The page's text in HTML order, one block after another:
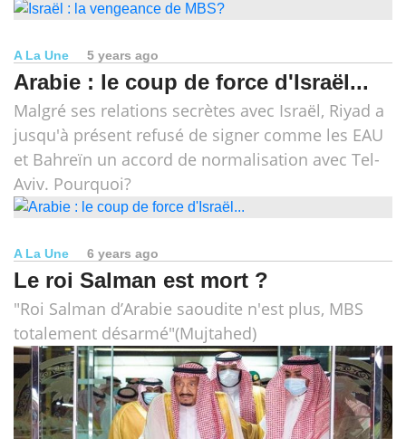
A La Une 5 years ago
Arabie : le coup de force d'Israël...
Malgré ses relations secrètes avec Israël, Riyad a
jusqu'à présent refusé de signer comme les EAU
et Bahreïn un accord de normalisation avec Tel-
Aviv. Pourquoi?
A La Une 6 years ago
Le roi Salman est mort ?
"Roi Salman d’Arabie saoudite n'est plus, MBS
totalement désarmé"(Mujtahed)